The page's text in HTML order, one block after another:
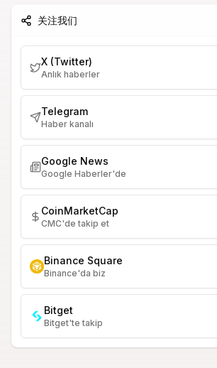
关注我们
X (Twitter)
Anlık haberler
Telegram
Haber kanalı
Google News
Google Haberler'de
CoinMarketCap
CMC'de takip et
Binance Square
Binance'da biz
Bitget
Bitget'te takip